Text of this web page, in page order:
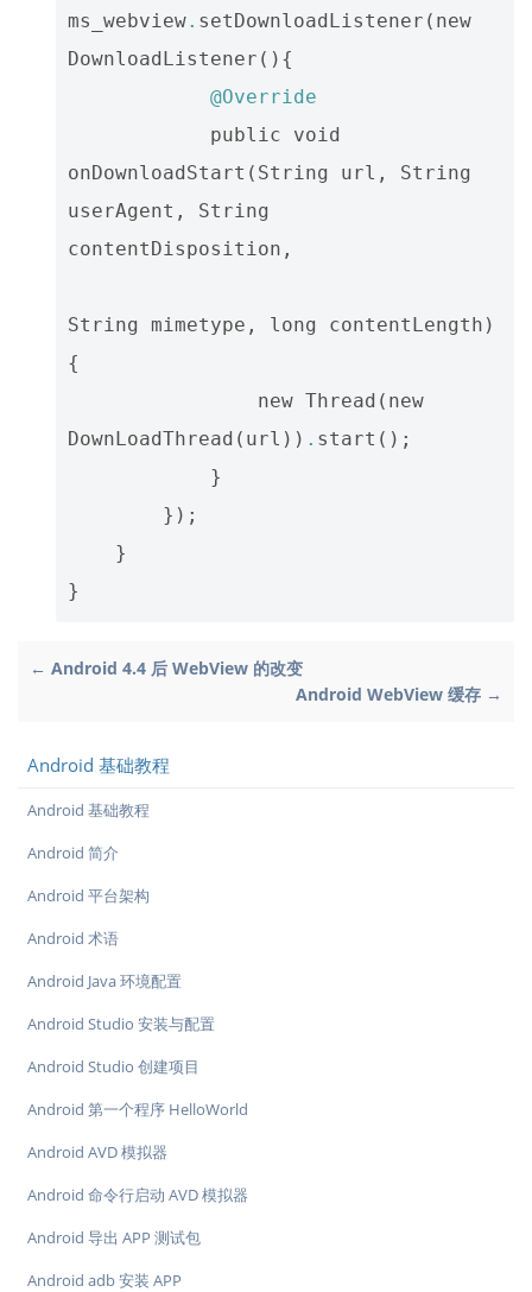
ms_webview. setDownloadListener ( new
DownloadListener (){
@Override
public
void
onDownloadStart ( String url ,
String
userAgent ,
String
contentDisposition ,
String mimetype , long contentLength )
{
new Thread ( new
DownLoadThread ( url )) . start ();
}
});
}
}
← Android 4.4 后 WebView 的改变
Android WebView 缓存 →
Android 基础教程
Android 基础教程
Android 简介
Android 平台架构
Android 术语
Android Java 环境配置
Android Studio 安装与配置
Android Studio 创建项目
Android 第一个程序 HelloWorld
Android AVD 模拟器
Android 命令行启动 AVD 模拟器
Android 导出 APP 测试包
Android adb 安装 APP